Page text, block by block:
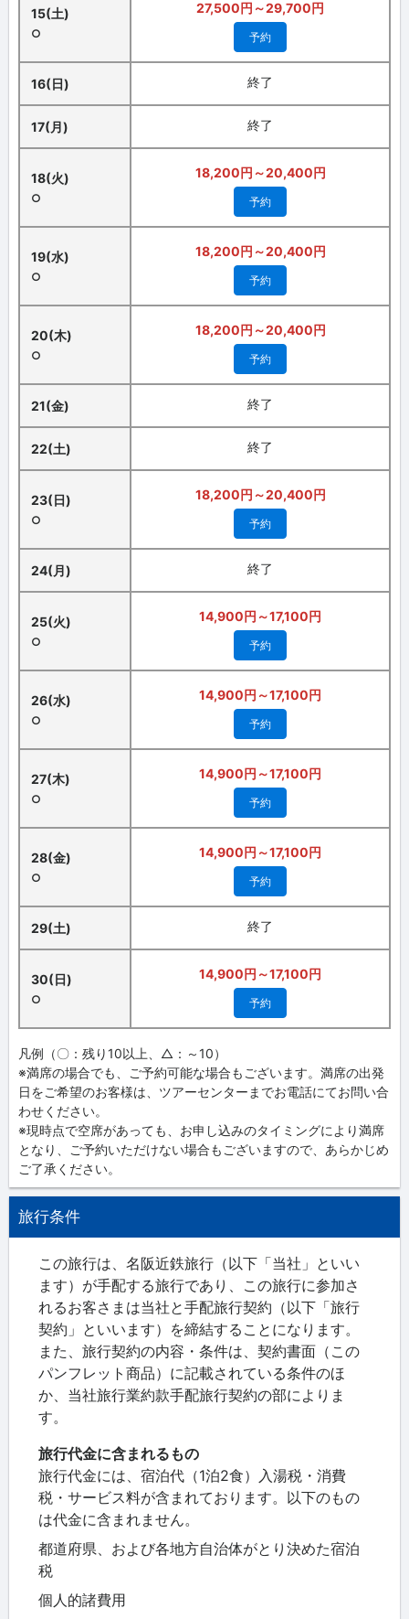
15(土)
○
27,500円～29,700円
予約
16(日) 終了
17(月) 終了
18(火)
○
18,200円～20,400円
予約
19(水)
○
18,200円～20,400円
予約
20(木)
○
18,200円～20,400円
予約
21(金) 終了
22(土) 終了
23(日)
○
18,200円～20,400円
予約
24(月) 終了
25(火)
○
14,900円～17,100円
予約
26(水)
○
14,900円～17,100円
予約
27(木)
○
14,900円～17,100円
予約
28(金)
○
14,900円～17,100円
予約
29(土) 終了
30(日)
○
14,900円～17,100円
予約
凡例（〇：残り10以上、△：～10）
※満席の場合でも、ご予約可能な場合もございます。満席の出発
日をご希望のお客様は、ツアーセンターまでお電話にてお問い合
わせください。
※現時点で空席があっても、お申し込みのタイミングにより満席
となり、ご予約いただけない場合もございますので、あらかじめ
ご了承ください。
旅行条件
この旅行は、名阪近鉄旅行（以下「当社」といい
ます）が手配する旅行であり、この旅行に参加さ
れるお客さまは当社と手配旅行契約（以下「旅行
契約」といいます）を締結することになります。
また、旅行契約の内容・条件は、契約書面（この
パンフレット商品）に記載されている条件のほ
か、当社旅行業約款手配旅行契約の部によりま
す。
旅行代金に含まれるもの
旅行代金には、宿泊代（1泊2食）入湯税・消費
税・サービス料が含まれております。以下のもの
は代金に含まれません。
都道府県、および各地方自治体がとり決めた宿泊
税
個人的諸費用